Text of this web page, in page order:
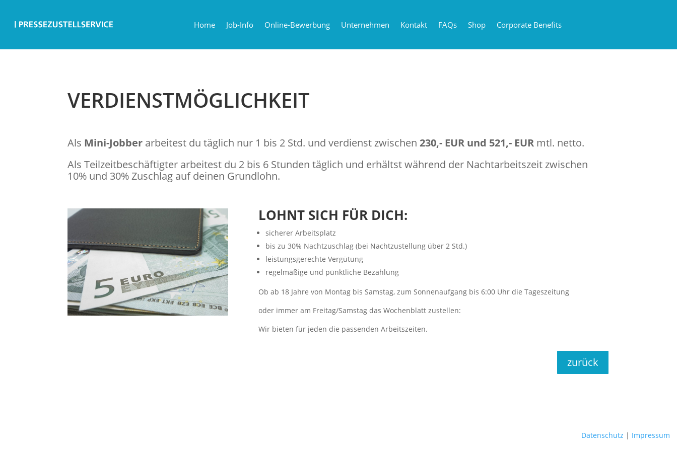
Home Job-Info Online-Bewerbung Unternehmen Kontakt FAQs Shop Corporate Benefits
VERDIENSTMÖGLICHKEIT
Als Mini-Jobber arbeitest du täglich nur 1 bis 2 Std. und verdienst zwischen230,- EUR und 521,- EUR mtl. netto.
Als Teilzeitbeschäftigter arbeitest du 2 bis 6 Stunden täglich und erhältst während der Nachtarbeitszeit zwischen
10% und 30% Zuschlag auf deinen Grundlohn.
LOHNT SICH FÜR DICH:
sicherer Arbeitsplatz
bis zu 30% Nachtzuschlag (bei Nachtzustellung über 2 Std.)
leistungsgerechte Vergütung
regelmäßige und pünktliche Bezahlung
Ob ab 18 Jahre von Montag bis Samstag, zum Sonnenaufgang bis 6:00 Uhr die Tageszeitung
oder immer am Freitag/Samstag das Wochenblatt zustellen:
Wir bieten für jeden die passenden Arbeitszeiten.
zurück
Datenschutz | Impressum